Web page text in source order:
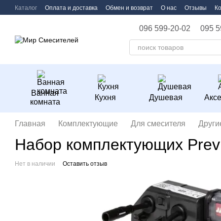
Перейти к основному контенту
Каталог Оплата и доставка Обмен и возврат О нас Отзывы
096 599-20-02 095
Ванная
комната
Кухня Душевая
Главная Комплектующие Для смесителя
Набор комплектующих
Нет в наличии Оставить отзыв